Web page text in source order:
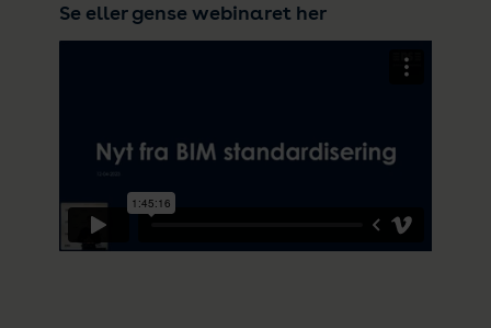
Se eller gense webinaret her